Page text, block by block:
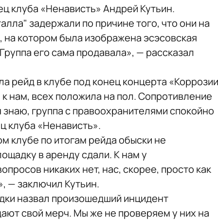
клуба «Ненависть» Андрей Кутьин.
задержали по причине того, что они на
котором была изображена эсэсовская
его сама продавала», — рассказал
рейд в клубе под конец концерта «Коррозии
нам, всех положила на пол. Сопротивление
группа с правоохранителями спокойно
клуба «Ненависть».
клубе по итогам рейда обыски не
в аренду сдали. К нам у
никаких нет, нас, скорее, просто как
— заключил Кутьин.
назвал произошедший инцидент
свой мерч. Мы же не проверяем у них на